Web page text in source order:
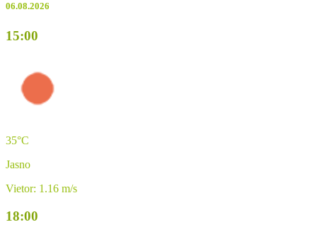
06.08.2026
15:00
35°C
Jasno
Vietor: 1.16 m/s
18:00